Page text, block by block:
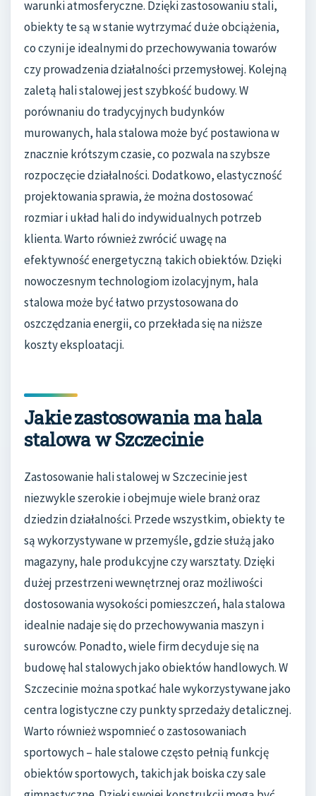
warunki atmosferyczne. Dzięki zastosowaniu stali,
obiekty te są w stanie wytrzymać duże obciążenia,
co czyni je idealnymi do przechowywania towarów
czy prowadzenia działalności przemysłowej. Kolejną
zaletą hali stalowej jest szybkość budowy. W
porównaniu do tradycyjnych budynków
murowanych, hala stalowa może być postawiona w
znacznie krótszym czasie, co pozwala na szybsze
rozpoczęcie działalności. Dodatkowo, elastyczność
projektowania sprawia, że można dostosować
rozmiar i układ hali do indywidualnych potrzeb
klienta. Warto również zwrócić uwagę na
efektywność energetyczną takich obiektów. Dzięki
nowoczesnym technologiom izolacyjnym, hala
stalowa może być łatwo przystosowana do
oszczędzania energii, co przekłada się na niższe
koszty eksploatacji.
Jakie zastosowania ma hala
stalowa w Szczecinie
Zastosowanie hali stalowej w Szczecinie jest
niezwykle szerokie i obejmuje wiele branż oraz
dziedzin działalności. Przede wszystkim, obiekty te
są wykorzystywane w przemyśle, gdzie służą jako
magazyny, hale produkcyjne czy warsztaty. Dzięki
dużej przestrzeni wewnętrznej oraz możliwości
dostosowania wysokości pomieszczeń, hala stalowa
idealnie nadaje się do przechowywania maszyn i
surowców. Ponadto, wiele firm decyduje się na
budowę hal stalowych jako obiektów handlowych. W
Szczecinie można spotkać hale wykorzystywane jako
centra logistyczne czy punkty sprzedaży detalicznej.
Warto również wspomnieć o zastosowaniach
sportowych – hale stalowe często pełnią funkcję
obiektów sportowych, takich jak boiska czy sale